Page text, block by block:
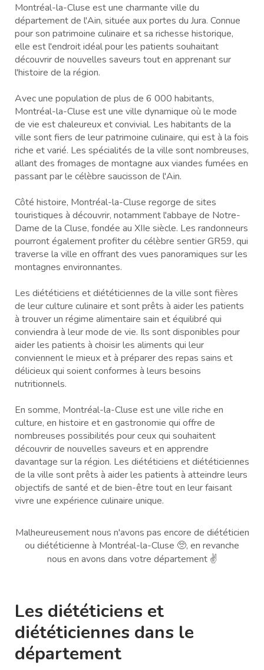
Montréal-la-Cluse est une charmante ville du
département de l'Ain, située aux portes du Jura. Connue
pour son patrimoine culinaire et sa richesse historique,
elle est l'endroit idéal pour les patients souhaitant
découvrir de nouvelles saveurs tout en apprenant sur
l'histoire de la région.
Avec une population de plus de 6 000 habitants,
Montréal-la-Cluse est une ville dynamique où le mode
de vie est chaleureux et convivial. Les habitants de la
ville sont fiers de leur patrimoine culinaire, qui est à la fois
riche et varié. Les spécialités de la ville sont nombreuses,
allant des fromages de montagne aux viandes fumées en
passant par le célèbre saucisson de l'Ain.
Côté histoire, Montréal-la-Cluse regorge de sites
touristiques à découvrir, notamment l'abbaye de Notre-
Dame de la Cluse, fondée au XIIe siècle. Les randonneurs
pourront également profiter du célèbre sentier GR59, qui
traverse la ville en offrant des vues panoramiques sur les
montagnes environnantes.
Les diététiciens et diététiciennes de la ville sont fières
de leur culture culinaire et sont prêts à aider les patients
à trouver un régime alimentaire sain et équilibré qui
conviendra à leur mode de vie. Ils sont disponibles pour
aider les patients à choisir les aliments qui leur
conviennent le mieux et à préparer des repas sains et
délicieux qui soient conformes à leurs besoins
nutritionnels.
En somme, Montréal-la-Cluse est une ville riche en
culture, en histoire et en gastronomie qui offre de
nombreuses possibilités pour ceux qui souhaitent
découvrir de nouvelles saveurs et en apprendre
davantage sur la région. Les diététiciens et diététiciennes
de la ville sont prêts à aider les patients à atteindre leurs
objectifs de santé et de bien-être tout en leur faisant
vivre une expérience culinaire unique.
Malheureusement nous n'avons pas encore de diététicien
ou diététicienne à Montréal-la-Cluse 🥺, en revanche
nous en avons dans votre département ✌️
Les diététiciens et
diététiciennes dans le
département